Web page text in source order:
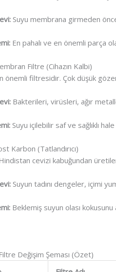
Suyu membrana girmeden
En pahalı ve en önemli parça
Filtre (Cihazın Kalbi)
önemli filtresidir. Çok düşük
Bakterileri, virüsleri, ağır
Suyu içilebilir saf ve sağlıklı
Karbon (Tatlandırıcı)
cevizi kabuğundan
Suyun tadını dengeler, içimi
Beklemiş suyun olası
Değişim Şeması (Özet)